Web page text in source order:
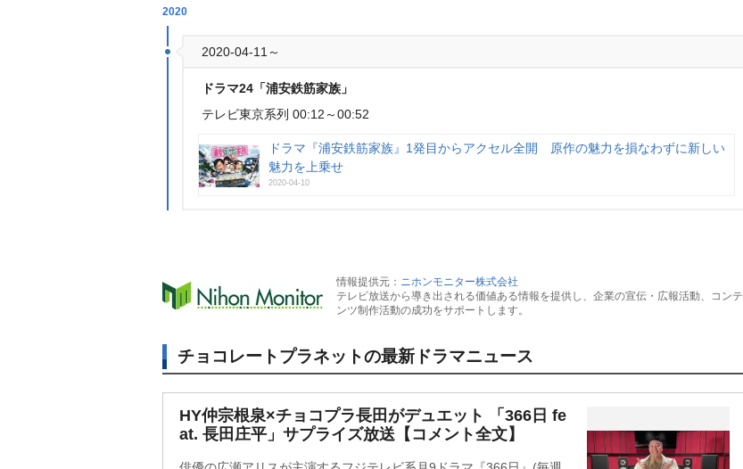
2020
2020-04-11～
ドラマ24「浦安鉄筋家族」
テレビ東京系列 00:12～00:52
ドラマ『浦安鉄筋家族』1発目からアクセル全開 原作の魅力を損なわずに新しい
魅力を上乗せ
2020-04-10
情報提供元： ニホンモニター株式会社
テレビ放送から導き出される価値ある情報を提供し、企業の宣伝・広報活動、コンテ
ンツ制作活動の成功をサポートします。
チョコレートプラネットの最新ドラマニュース
HY仲宗根泉×チョコプラ長田がデュエット 「366日 fe
at. 長田庄平」サプライズ放送【コメント全文】